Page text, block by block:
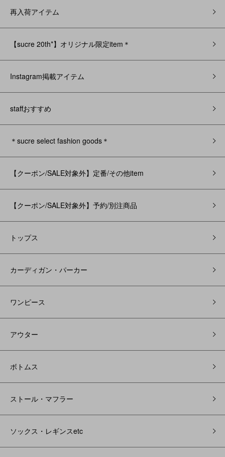
再入荷アイテム
【sucre 20th*】オリジナル限定item＊
Instagram掲載アイテム
staffおすすめ
＊sucre select fashion goods＊
【クーポン/SALE対象外】定番/その他item
【クーポン/SALE対象外】予約/別注商品
トップス
カーディガン・パーカー
ワンピース
アウター
ボトムス
ストール・マフラー
ソックス・レギンスetc